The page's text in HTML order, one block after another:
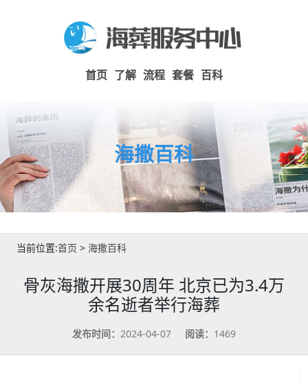
首页 了解 流程 套餐 百科
海撒百科
当前位置:首页 > 海撒百科
骨灰海撒开展30周年 北京已为3.4万
余名逝者举行海葬
发布时间： 2024-04-07 阅读： 1469